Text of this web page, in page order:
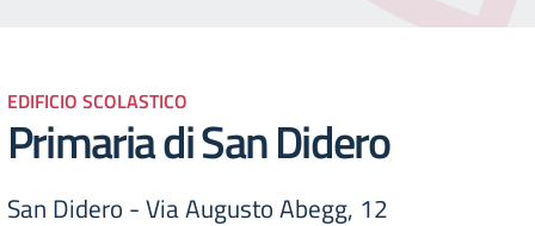
EDIFICIO SCOLASTICO
Primaria di San Didero
San Didero - Via Augusto Abegg, 12